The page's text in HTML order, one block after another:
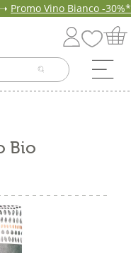
➝ Promo Vino Bianco -30%*
Bio